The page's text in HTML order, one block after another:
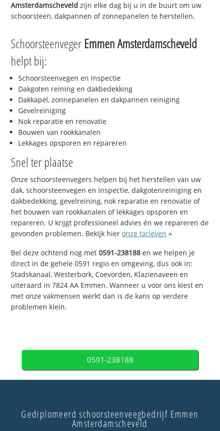
Amsterdamscheveld zijn elke dag bij u in de buurt om uw
schoorsteen, dakpannen of zonnepanelen te herstellen.
Schoorsteenveger Emmen Amsterdamscheveld
helpt bij:
Schoorsteenvegen en inspectie
Dakgoten reining en dakbedekking
Dakkapel, zonnepanelen en dakpannen reiniging
Gevelreiniging
Nok reparatie en renovatie
Bouwen van rookkanalen
Lekkages opsporen en repareren
Snel ter plaatse
Onze schoorsteenvegers helpen bij het herstellen van uw
dak, schoorsteenvegen en inspectie, dakgotenreiniging en
dakbedekking, gevelreining, nok reparatie en renovatie of
het bouwen van rookkanalen of lekkages opsporen en
repareren. U krijgt professioneel advies én we repareren de
gevonden problemen. Bekijk hieronze tarieven »
Bel deze ochtend nog met0591-238188 en we helpen je
direct in de gehele 0591 regio en omgeving, dus ook in:
Stadskanaal, Westerbork, Coevorden, Klazienaveen en
uiteraard in 7824 AA Emmen. Wanneer u voor ons kiest en
met onze vakmensen werkt dan is de kans op verdere
problemen klein.
0591-238188
Gediplomeerd schoorsteenveegbedrijf Emmen
Amsterdamscheveld